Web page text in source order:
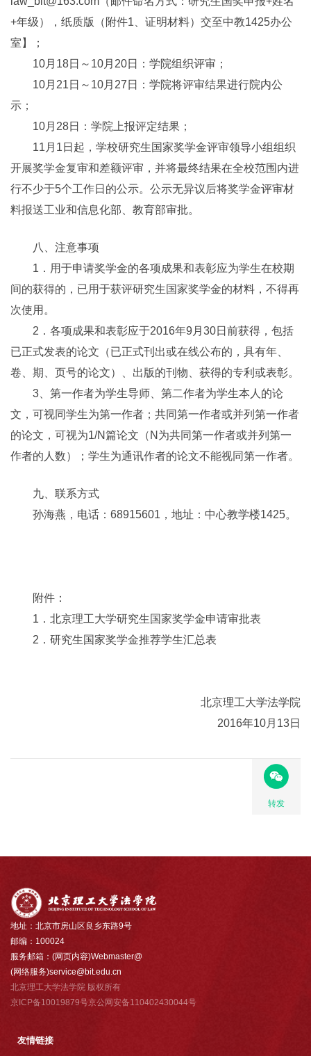
+年级），纸质版（附件1、证明材料）交至中教1425办公
室】；
10月18日～10月20日：学院组织评审；
10月21日～10月27日：学院将评审结果进行院内公
示；
10月28日：学院上报评定结果；
11月1日起，学校研究生国家奖学金评审领导小组组织
开展奖学金复审和差额评审，并将最终结果在全校范围内进
行不少于5个工作日的公示。公示无异议后将奖学金评审材
料报送工业和信息化部、教育部审批。
八、注意事项
1．用于申请奖学金的各项成果和表彰应为学生在校期
间的获得的，已用于获评研究生国家奖学金的材料，不得再
次使用。
2．各项成果和表彰应于2016年9月30日前获得，包括
已正式发表的论文（已正式刊出或在线公布的，具有年、
卷、期、页号的论文）、出版的刊物、获得的专利或表彰。
3、第一作者为学生导师、第二作者为学生本人的论
文，可视同学生为第一作者；共同第一作者或并列第一作者
的论文，可视为1/N篇论文（N为共同第一作者或并列第一
作者的人数）；学生为通讯作者的论文不能视同第一作者。
九、联系方式
孙海燕，电话：68915601，地址：中心教学楼1425。
附件：
1．北京理工大学研究生国家奖学金申请审批表
2．研究生国家奖学金推荐学生汇总表
北京理工大学法学院
2016年10月13日
转发
地址：北京市房山区良乡东路9号
邮编：100024
服务邮箱：(网页内容)Webmaster@
(网络服务)service@bit.edu.cn
北京理工大学法学院 版权所有
京ICP备10019879号京公网安备110402430044号
友情链接